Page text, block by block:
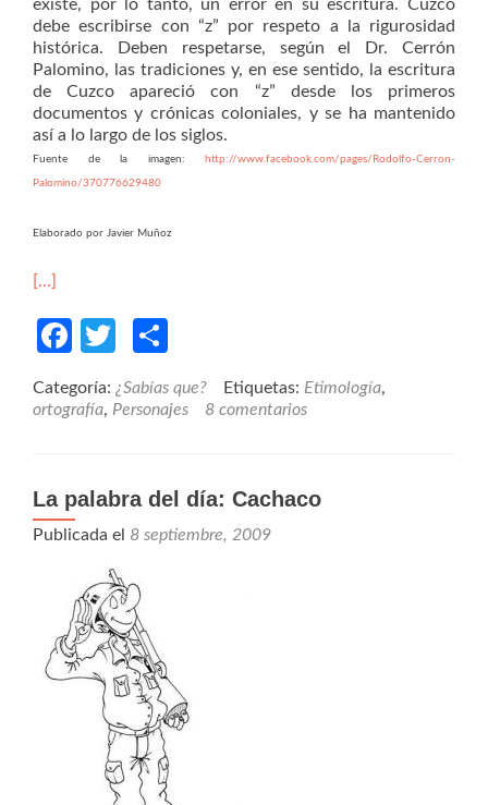
existe, por lo tanto, un error en su escritura. Cuzco
debe escribirse con “z” por respeto a la rigurosidad
histórica. Deben respetarse, según el Dr. Cerrón
Palomino, las tradiciones y, en ese sentido, la escritura
de Cuzco apareció con “z” desde los primeros
documentos y crónicas coloniales, y se ha mantenido
así a lo largo de los siglos.
Fuente de la imagen: http://www.facebook.com/pages/Rodolfo-Cerron-
Palomino/370776629480
Elaborado por Javier Muñoz
[…]
Facebook
Twitter
Categoría: ¿Sabías que? Etiquetas: Etimología,
ortografía, Personajes 8 comentarios
La palabra del día: Cachaco
Publicada el 8 septiembre, 2009